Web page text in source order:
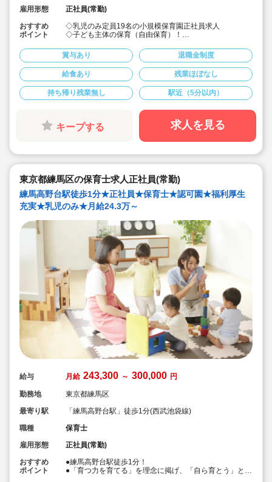
雇用形態
正社員(常勤)
おすすめ
ポイント
◇乳児のみ定員19名の小規模保育園正社員求人
◇子ども主体の保育（自由保育）！
ん！
◇保育者は子どもの要望にできる限り応え、甘えさせて
あげていいと考えています！
◇月給29.2万～の好待遇、賞与あり♪
賞与あり 退職金制度
給食あり 残業ほぼなし
持ち帰り残業無し 駅近（5分以内）
キープする 求人を見る
東京都練馬区の保育士求人正社員(常勤)
練馬高野台駅徒歩1分★正社員★保育士★認可園★福利厚生
充実★乳児のみ★月給24.3万～
給与 月給 243,300 ～ 300,000 円
勤務地
東京都練馬区
最寄り駅
「練馬高野台駅」徒歩1分(西武池袋線)
職種
保育士
雇用形態
正社員(常勤)
おすすめ
ポイント
●練馬高野台駅徒歩1分！
●「育つ力を育てる」を理念に掲げ、「自ら育とう」とす